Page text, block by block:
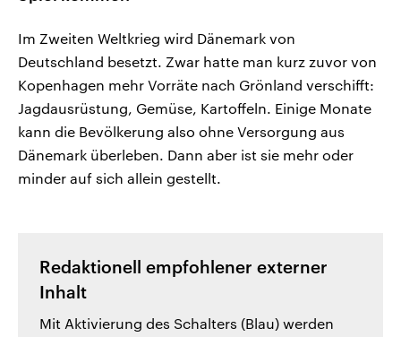
Im Zweiten Weltkrieg wird Dänemark von
Deutschland besetzt. Zwar hatte man kurz zuvor von
Kopenhagen mehr Vorräte nach Grönland verschifft:
Jagdausrüstung, Gemüse, Kartoffeln. Einige Monate
kann die Bevölkerung also ohne Versorgung aus
Dänemark überleben. Dann aber ist sie mehr oder
minder auf sich allein gestellt.
Redaktionell empfohlener externer
Inhalt
Mit Aktivierung des Schalters (Blau) werden